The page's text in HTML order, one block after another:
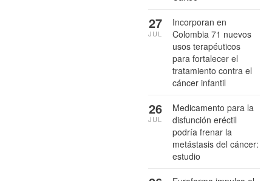
Incorporan en
Colombia 71 nuevos
usos terapéuticos
para fortalecer el
tratamiento contra el
cáncer infantil
27
JUL
Medicamento para la
disfunción eréctil
podría frenar la
metástasis del cáncer:
estudio
26
JUL